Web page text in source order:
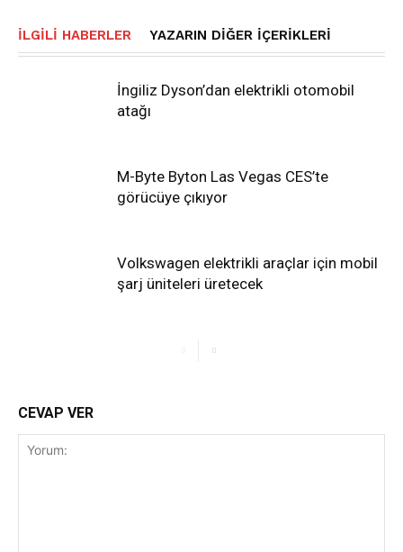
İLGILI HABERLER YAZARIN DIĞER İÇERIKLERI
İngiliz Dyson’dan elektrikli otomobil
atağı
M-Byte Byton Las Vegas CES’te
görücüye çıkıyor
Volkswagen elektrikli araçlar için mobil
şarj üniteleri üretecek
CEVAP VER